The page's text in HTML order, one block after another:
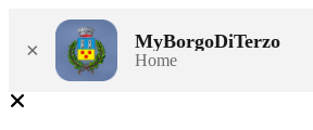
× MyBorgoDiTerzo
Home